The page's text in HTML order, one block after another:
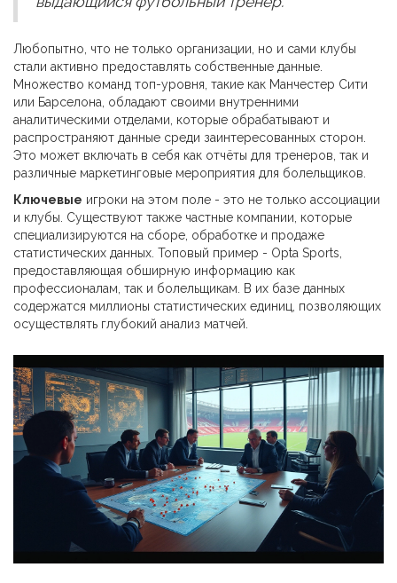
Любопытно, что не только организации, но и сами клубы
стали активно предоставлять собственные данные.
Множество команд топ-уровня, такие как Манчестер Сити
или Барселона, обладают своими внутренними
аналитическими отделами, которые обрабатывают и
распространяют данные среди заинтересованных сторон.
Это может включать в себя как отчёты для тренеров, так и
различные маркетинговые мероприятия для болельщиков.
Ключевые игроки на этом поле - это не только ассоциации
и клубы. Существуют также частные компании, которые
специализируются на сборе, обработке и продаже
статистических данных. Топовый пример - Opta Sports,
предоставляющая обширную информацию как
профессионалам, так и болельщикам. В их базе данных
содержатся миллионы статистических единиц, позволяющих
осуществлять глубокий анализ матчей.